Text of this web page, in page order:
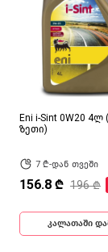
Eni i-Sint 0W20 4ლ
ზეთი)
7 ₾-დან თვეში
156.8 ₾ 196 ₾
კალათაში